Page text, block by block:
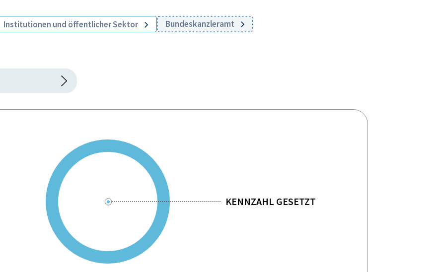
Institutionen und öffentlicher Sektor Bundeskanzleramt
KENNZAHL GESETZT